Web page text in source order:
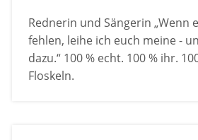
Rednerin und Sängerin „Wenn
fehlen, leihe ich euch meine -
dazu.“ 100 % echt. 100 % ihr.
Floskeln.